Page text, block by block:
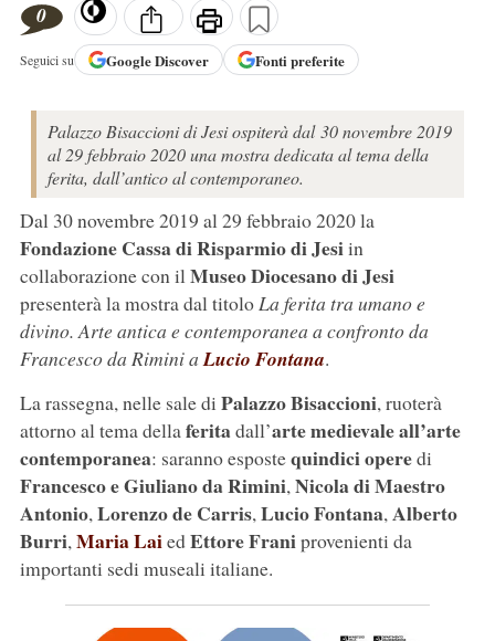
0
Seguici su GoogleDiscover Fonti preferite
Palazzo Bisaccioni di Jesi ospiterà dal 30 novembre 2019
al 29 febbraio 2020 una mostra dedicata al tema della
ferita, dall’antico al contemporaneo.
Dal 30 novembre 2019 al 29 febbraio 2020 la
Fondazione Cassa di Risparmio di Jesiin
collaborazione con ilMuseo Diocesano di Jesi
presenterà la mostra dal titoloLa ferita tra umano e
divino. Arte antica e contemporanea a confronto da
Francesco da Rimini aLucio Fontana.
La rassegna, nelle sale di Palazzo Bisaccioni, ruoterà
attorno al tema dellaferitadall’arte medievale all’arte
contemporanea: saranno espostequindici operedi
Francesco e Giuliano da Rimini,Nicola di Maestro
Antonio,Lorenzo de Carris,Lucio Fontana,Alberto
Burri,Maria LaiedEttore Franiprovenienti da
importanti sedi museali italiane.